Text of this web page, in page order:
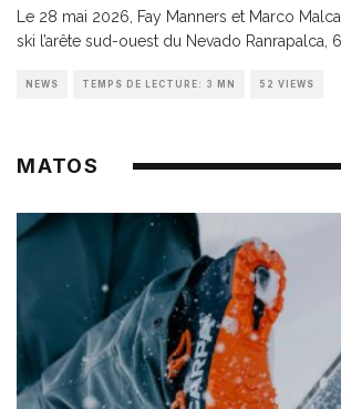
Le 28 mai 2026, Fay Manners et Marco
ski l’arête sud-ouest du Nevado Ranrapalca, 6
NEWS TEMPS DE LECTURE: 3 MN 52 VIEWS
MATOS